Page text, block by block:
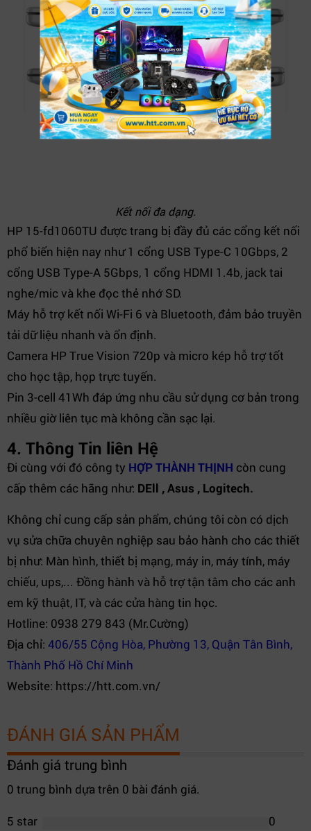
Kết nối đa dạng.
HP 15-fd1060TU được trang bị đầy đủ các cổng kết nối
phổ biến hiện nay như 1 cổng USB Type-C 10Gbps, 2
cổng USB Type-A 5Gbps, 1 cổng HDMI 1.4b, jack tai
nghe/mic và khe đọc thẻ nhớ SD.
Máy hỗ trợ kết nối Wi-Fi 6 và Bluetooth, đảm bảo truyền
tải dữ liệu nhanh và ổn định.
Camera HP True Vision 720p và micro kép hỗ trợ tốt
cho học tập, họp trực tuyến.
Pin 3-cell 41Wh đáp ứng nhu cầu sử dụng cơ bản trong
nhiều giờ liên tục mà không cần sạc lại.
4. Thông Tin liên Hệ
Đi cùng với đó công ty HỢP THÀNH THỊNH còn cung
cấp thêm các hãng như: DEll , Asus , Logitech.
Không chỉ cung cấp sản phẩm, chúng tôi còn có dịch
vụ sửa chữa chuyên nghiệp sau bảo hành cho các thiết
bị như: Màn hình, thiết bị mạng, máy in, máy tính, máy
chiếu, ups,... Đồng hành và hỗ trợ tận tâm cho các anh
em kỹ thuật, IT, và các cửa hàng tin học.
Hotline: 0938 279 843 (Mr.Cường)
Địa chỉ: 406/55 Cộng Hòa, Phường 13, Quận Tân Bình,
Thành Phố Hồ Chí Minh
Website: https://htt.com.vn/
ĐÁNH GIÁ SẢN PHẨM
Đánh giá trung bình
0 trung bình dựa trên 0 bài đánh giá.
5 star
0